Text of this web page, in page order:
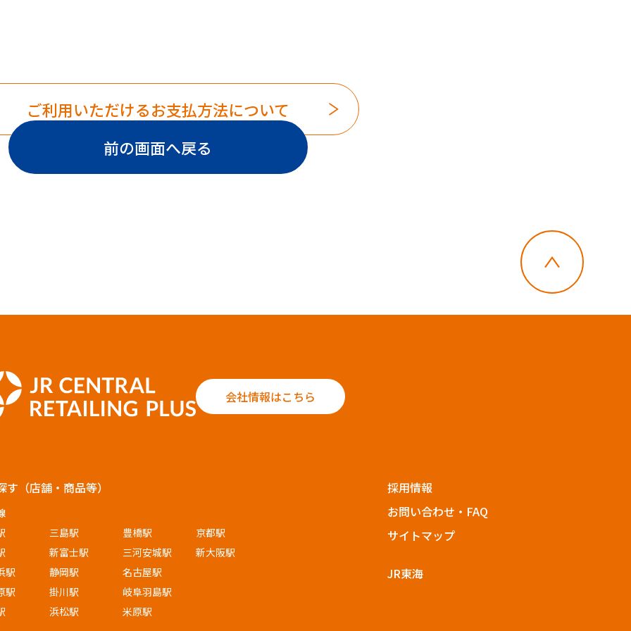
ご利用いただけるお支払方法について
前の画面へ戻る
子たばこ本体、カートンのみ)、郵便切手、テレフォンカー
カードの購入にはご利用いただけません。
チャージはできません。
レジットカード・電子マネー・TOKAI STATION POINT・他
都合による商品の交換・返品は受け付けておりません。
会社情報はこちら
す（店舗・商品等）
駅
駅
三島駅
新富士駅
静岡駅
掛川駅
浜松駅
豊橋駅
三河安城駅
名古屋駅
岐阜羽島駅
米原駅
京都駅
新大阪駅
採用情報
お問い合わせ・FAQ
サイトマップ
JR東海